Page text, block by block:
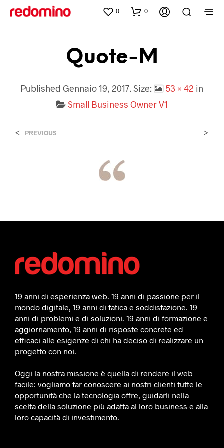
0 0
Quote-M
Published Gennaio 19, 2017. Size: 53 × 42 in
Small Business Owner V1
< PREVIOUS >
19 anni di esperienza web. 19 anni di passione per il
mondo digitale, 19 anni di fatica e soddisfazione. 19
anni di problemi e di soluzioni. 19 anni di formazione e
aggiornamento, 19 anni di risposte concrete ed
efficaci alle esigenze di chi ha deciso di realizzare un
progetto con noi.
Oggi la nostra missione è quella di rendere il web
facile: vogliamo far conoscere ai nostri clienti tutte le
opportunità che la tecnologia offre, guidarli nella
scelta della soluzione più adatta al loro business e alla
loro capacità di investimento.